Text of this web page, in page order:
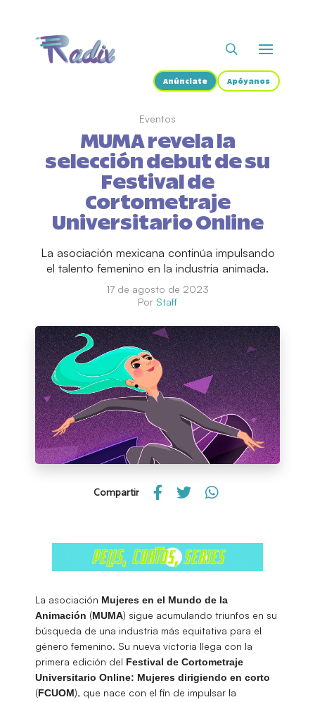
Anúnciate Apóyanos
Eventos
MUMA revela la
selección debut de su
Festival de
Cortometraje
Universitario Online
La asociación mexicana continúa impulsando
el talento femenino en la industria animada.
17 de agosto de 2023
Por Staff
Compartir
La asociación Mujeres en el Mundo de la
Animación (MUMA) sigue acumulando triunfos en su
búsqueda de una industria más equitativa para el
género femenino. Su nueva victoria llega con la
primera edición del Festival de Cortometraje
Universitario Online: Mujeres dirigiendo en corto
(FCUOM), que nace con el fin de impulsar la